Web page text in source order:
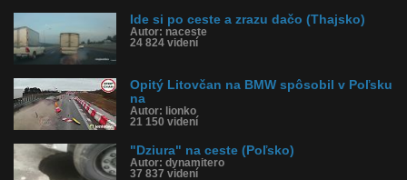
Ide si po ceste a zrazu dačo (Thajsko)
Autor: naceste
24 824 videní
Opitý Litovčan na BMW spôsobil v Poľsku
na
Autor: lionko
21 150 videní
"Dziura" na ceste (Poľsko)
Autor: dynamitero
37 837 videní